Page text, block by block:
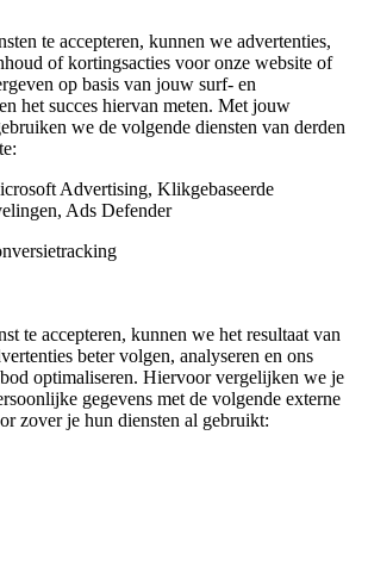
te accepteren, kunnen we advertenties,
of kortingsacties voor onze website of
op basis van jouw surf- en
het succes hiervan meten. Met jouw
we de volgende diensten van derden
Advertising, Klikgebaseerde
Ads Defender
te accepteren, kunnen we het resultaat van
beter volgen, analyseren en ons
optimaliseren. Hiervoor vergelijken we je
gegevens met de volgende externe
zover je hun diensten al gebruikt: